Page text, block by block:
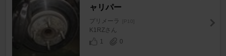
ャリパー
プリメーラ [P10]
K1RZさん
1
0